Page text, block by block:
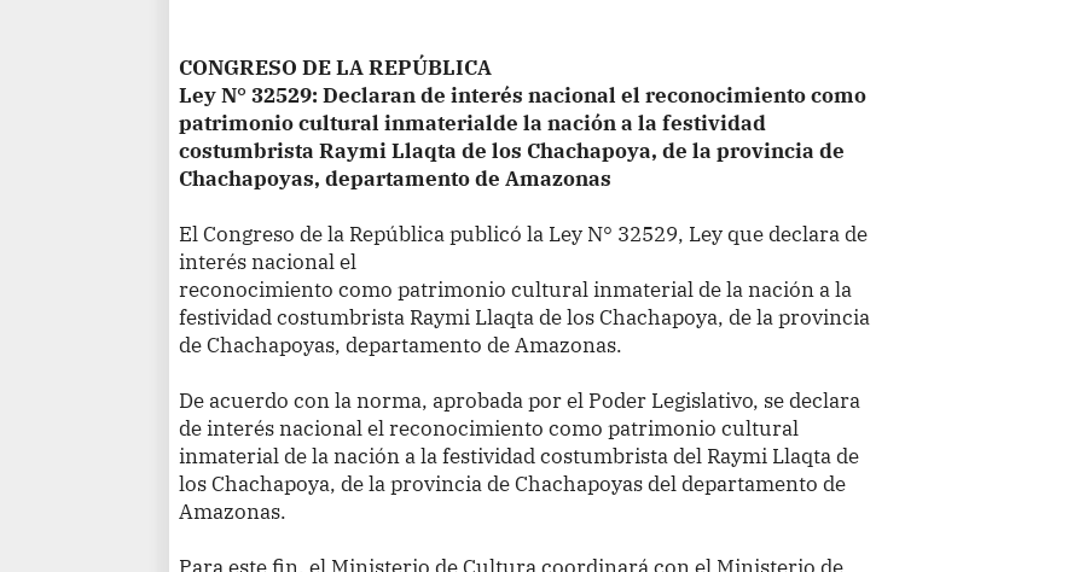
CONGRESO DE LA REPÚBLICA
Ley N° 32529: Declaran de interés nacional el reconocimiento como
patrimonio cultural inmaterialde la nación a la festividad
costumbrista Raymi Llaqta de los Chachapoya, de la provincia de
Chachapoyas, departamento de Amazonas
El Congreso de la República publicó la Ley N° 32529, Ley que declara de
interés nacional el
reconocimiento como patrimonio cultural inmaterial de la nación a la
festividad costumbrista Raymi Llaqta de los Chachapoya, de la provincia
de Chachapoyas, departamento de Amazonas.
De acuerdo con la norma, aprobada por el Poder Legislativo, sedeclara
de interés nacional el reconocimiento como patrimonio cultural
inmaterial de la nación a la festividad costumbrista del Raymi Llaqta de
los Chachapoya, de la provincia de Chachapoyas del departamento de
Amazonas.